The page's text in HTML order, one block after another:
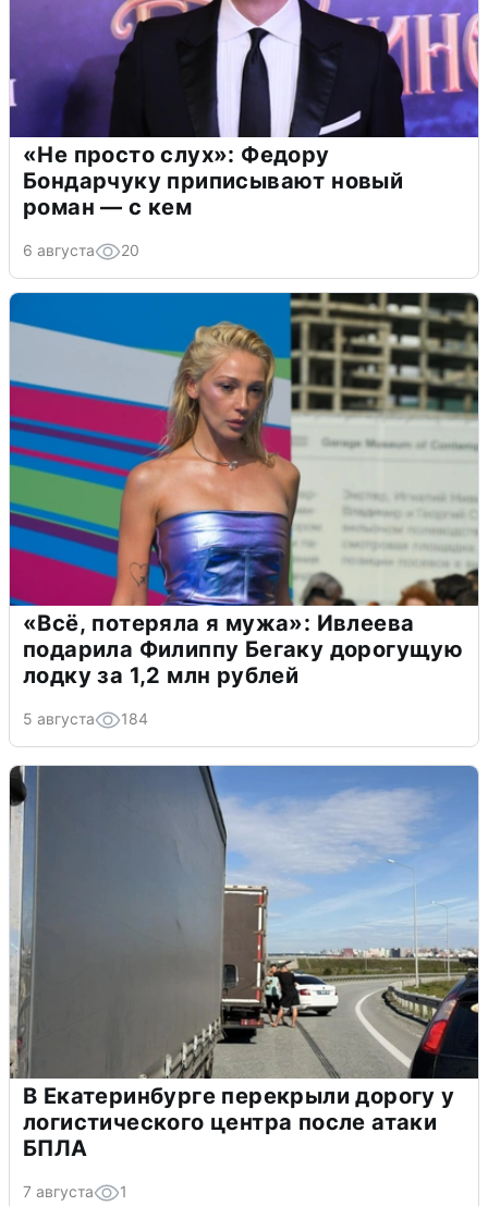
«Не просто слух»: Федору
Бондарчуку приписывают новый
роман — с кем
6 августа 20
«Всё, потеряла я мужа»: Ивлеева
подарила Филиппу Бегаку дорогущую
лодку за 1,2 млн рублей
5 августа 184
В Екатеринбурге перекрыли дорогу у
логистического центра после атаки
БПЛА
7 августа 1